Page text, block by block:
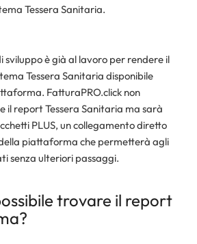
Tessera Sanitaria.
sviluppo è già al lavoro per rendere il
Tessera Sanitaria disponibile
FatturaPRO.click non
il report Tessera Sanitaria ma sarà
PLUS, un collegamento diretto
della piattaforma che permetterà agli
senza ulteriori passaggi.
trovare il report